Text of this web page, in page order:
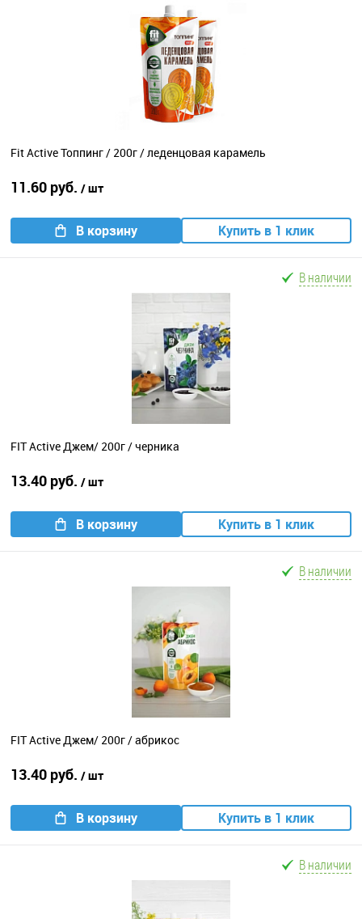
Fit Active Топпинг / 200г / леденцовая карамель
11.60 руб. / шт
В корзину Купить в 1 клик
В наличии
FIT Active Джем/ 200г / черника
13.40 руб. / шт
В корзину Купить в 1 клик
В наличии
FIT Active Джем/ 200г / абрикос
13.40 руб. / шт
В корзину Купить в 1 клик
В наличии